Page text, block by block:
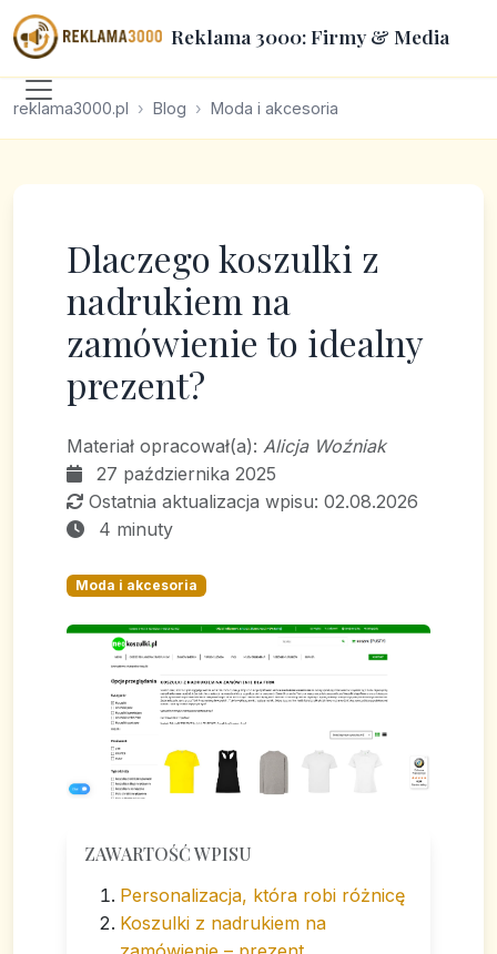
Reklama 3000: Firmy & Media
reklama3000.pl Blog Moda i akcesoria
Dlaczego koszulki z
nadrukiem na
zamówienie to idealny
prezent?
Materiał opracował(a): Alicja Woźniak
27 października 2025
Ostatnia aktualizacja wpisu: 02.08.2026
4 minuty
Moda i akcesoria
ZAWARTOŚĆ WPISU
Personalizacja, która robi różnicę
Koszulki z nadrukiem na